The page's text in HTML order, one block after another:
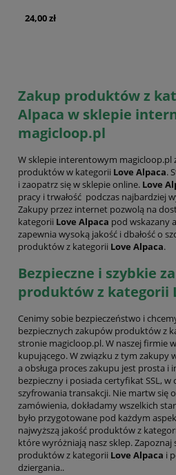
24,00 zł
Zakup produktów z
Alpaca w sklepie
magicloop.pl
W sklepie interentowym magicloop.pl
produktów w kategorii Love Alpaca.
i zaopatrz się w sklepie online. Love
pracy i trwałość podczas najbardziej
Zakupy przez internet pozwolą na
kategorii Love Alpaca pod wskazany
zapewnia wysoką jakość i dbałość o
produktów z kategorii Love Alpaca.
Bezpieczne i szybkie
produktów z kategorii
Cenimy sobie bezpieczeństwo i
bezpiecznych zakupów produktów z
stronie magicloop.pl. W naszej firmie
kupującego. W związku z tym zakupy
a obsługa proces zakupu jest prosta i
bezpieczny i posiada certyfikat SSL, w
szyfrowania transakcji. Nie martw się
zamówienia, dokładamy wszelkich
było przygotowane pod każdym
najwyższą jakość produktów z
które wyróżniają nasz sklep. Zapoznaj
produktów z kategorii Love Alpaca i
dziergania..